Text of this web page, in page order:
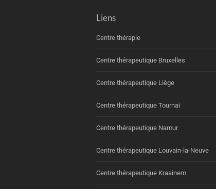
Liens
Centre thérapie
Centre thérapeutique Bruxelles
Centre thérapeutique Liège
Centre thérapeutique Tournai
Centre thérapeutique Namur
Centre thérapeutique Louvain-la-Neuve
Centre thérapeutique Kraainem